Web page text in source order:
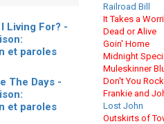
Railroad Bill
It Takes a
Dead or Alive
Goin' Home
Midnight
Muleskinner
Don't You
Frankie and
Lost John
Outskirts of
Living For? -
et paroles
The Days -
et paroles